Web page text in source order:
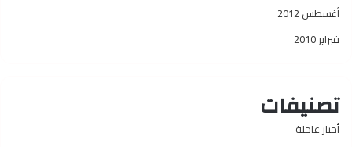
أغسطس 2012
فبراير 2010
تصنيفات
أخبار عاجلة